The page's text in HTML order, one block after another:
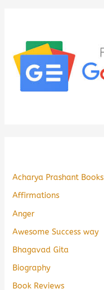
Acharya Prashant Books
Affirmations
Anger
Awesome Success way
Bhagavad Gita
Biography
Book Reviews